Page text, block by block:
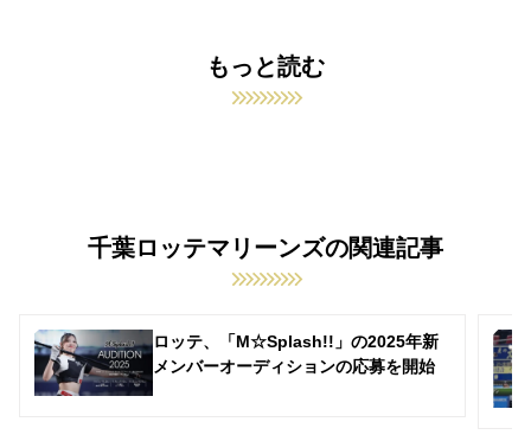
もっと読む
千葉ロッテマリーンズの関連記事
ロッテ、「M☆Splash!!」の2025年新
メンバーオーディションの応募を開始